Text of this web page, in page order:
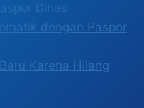
Dinas
dengan Paspor
Karena Hilang